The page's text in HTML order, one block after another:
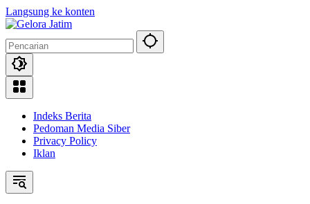
Langsung ke konten
Indeks Berita
Pedoman Media Siber
Privacy Policy
Iklan